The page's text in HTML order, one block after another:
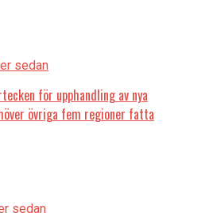
sedan
för upphandling av nya
övriga fem regioner fatta
sedan